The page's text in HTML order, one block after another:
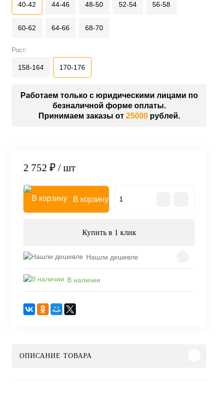
40-42 44-46 48-50 52-54 56-58
60-62 64-66 68-70
Рост:
158-164 170-176
Работаем только с юридическими лицами по
безналичной форме оплаты.
Принимаем заказы от 25000рублей.
2 752 ₽ / шт
В корзину
Купить в 1 клик
Нашли дешевле
В наличии
ОПИСАНИЕ ТОВАРА